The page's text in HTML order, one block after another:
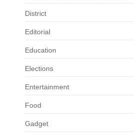
District
Editorial
Education
Elections
Entertainment
Food
Gadget